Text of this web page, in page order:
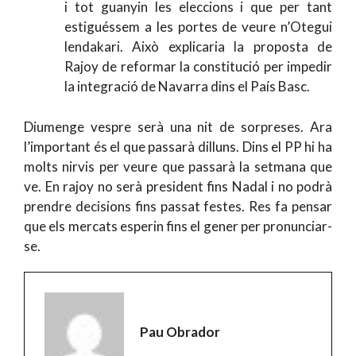
i tot guanyin les eleccions i que per tant
estiguéssem a les portes de veure n’Otegui
lendakari. Això explicaria la proposta de
Rajoy de reformar la constitució per impedir
la integració de Navarra dins el País Basc.
Diumenge vespre serà una nit de sorpreses. Ara
l’important és el que passarà dilluns. Dins el PP hi ha
molts nirvis per veure que passarà la setmana que
ve. En rajoy no serà president fins Nadal i no podrà
prendre decisions fins passat festes. Res fa pensar
que els mercats esperin fins el gener per pronunciar-
se.
Pau Obrador